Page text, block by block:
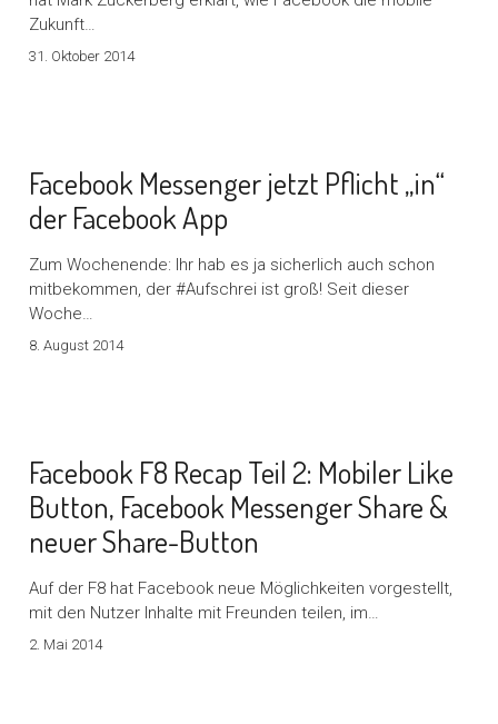
Zukunft…
31. Oktober 2014
Facebook Messenger jetzt Pflicht „in“
der Facebook App
Zum Wochenende: Ihr hab es ja sicherlich auch schon
mitbekommen, der #Aufschrei ist groß! Seit dieser
Woche…
8. August 2014
Facebook F8 Recap Teil 2: Mobiler Like
Button, Facebook Messenger Share &
neuer Share-Button
Auf der F8 hat Facebook neue Möglichkeiten vorgestellt,
mit den Nutzer Inhalte mit Freunden teilen, im…
2. Mai 2014